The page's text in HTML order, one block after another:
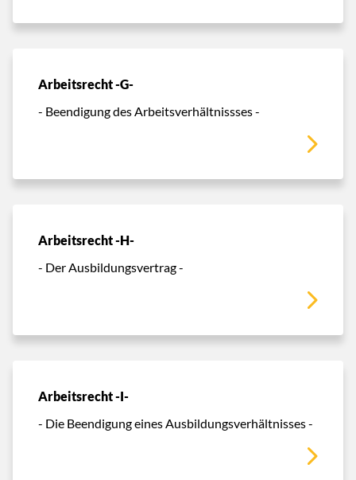
Arbeitsrecht -G-
- Beendigung des Arbeitsverhältnissses -
Arbeitsrecht -H-
- Der Ausbildungsvertrag -
Arbeitsrecht -I-
- Die Beendigung eines Ausbildungsverhältnisses -